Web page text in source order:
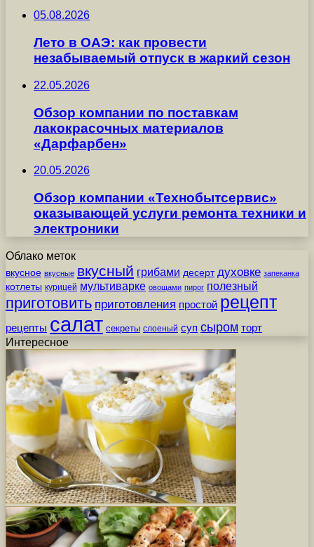
05.08.2026
Лето в ОАЭ: как провести
незабываемый отпуск в жаркий сезон
22.05.2026
Обзор компании по поставкам
лакокрасочных материалов
«Дарфарбен»
20.05.2026
Обзор компании «Технобытсервис»
оказывающей услуги ремонта техники и
электроники
Облако меток
вкусное вкусные вкусный грибами десерт духовке запеканка
котлеты курицей мультиварке овощами пирог полезный
приготовить приготовления простой рецепт
рецепты салат секреты слоеный суп сыром торт
Интересное